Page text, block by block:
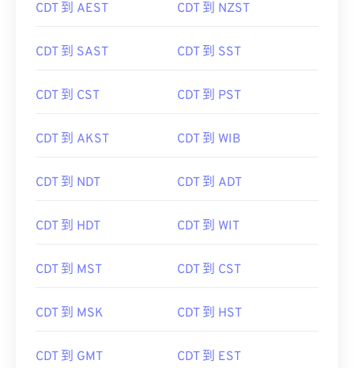
CDT 到 AEST CDT 到 NZST
CDT 到 SAST CDT 到 SST
CDT 到 CST CDT 到 PST
CDT 到 AKST CDT 到 WIB
CDT 到 NDT CDT 到 ADT
CDT 到 HDT CDT 到 WIT
CDT 到 MST CDT 到 CST
CDT 到 MSK CDT 到 HST
CDT 到 GMT CDT 到 EST